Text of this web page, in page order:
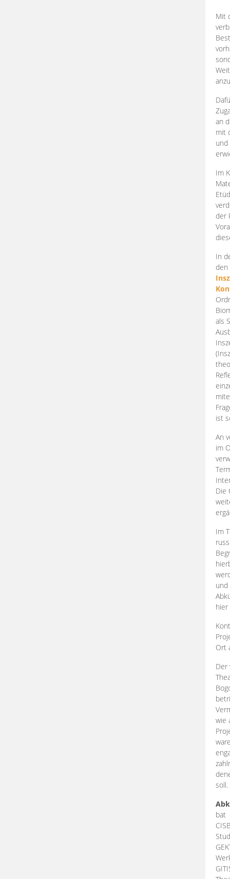
Mit
an
mit
und
Im
der
In
den
als
ist
An
im
Die
Im
und
Ort
Der
wie
zahlr
soll.
bat